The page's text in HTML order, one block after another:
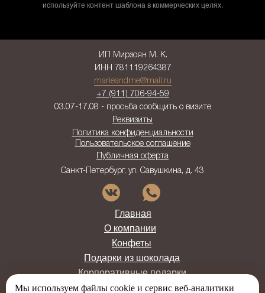
используйте контент шаблона в коммерческих целях.
Политика конфиденциальности
Публичная оферта
Пользовательское соглашение
Санкт-Петербург, ул. Савушкина, д. 43
Реквизиты
ИП Мирзоян М. К.
ИНН 781119264387
+7 (911) 706-94-59
marieandme@mail.ru
03.07-17.08 - просьба сообщить о визите
Главная
О компании
Конфеты
Подарки из шоколада
Корпоративные подарки
Новости
Мы используем файлы cookie и сервис веб-аналитики